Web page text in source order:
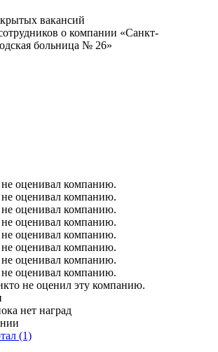
вакансий
о компании «Санкт-
больница № 26»
оценивал компанию.
оценивал компанию.
оценивал компанию.
оценивал компанию.
оценивал компанию.
оценивал компанию.
оценивал компанию.
оценивал компанию.
не оценил эту компанию.
нет наград
(1)